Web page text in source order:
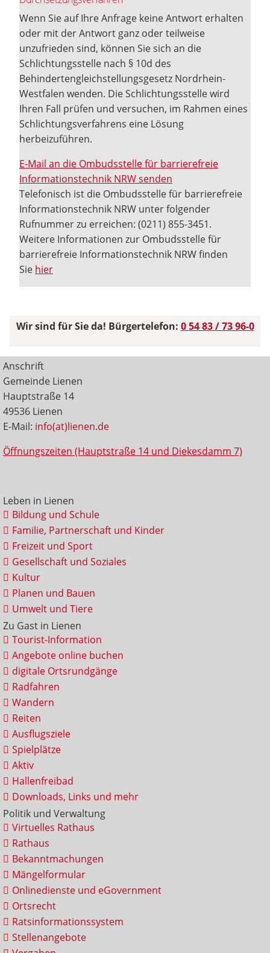
Wenn Sie auf Ihre Anfrage keine Antwort erhalten
oder mit der Antwort ganz oder teilweise
unzufrieden sind, können Sie sich an die
Schlichtungsstelle nach § 10d des
Behindertengleichstellungsgesetz Nordrhein-
Westfalen wenden. Die Schlichtungsstelle wird
Ihren Fall prüfen und versuchen, im Rahmen eines
Schlichtungsverfahrens eine Lösung
herbeizuführen.
E-Mail an die Ombudsstelle für barrierefreie
Informationstechnik NRW senden
Telefonisch ist die Ombudsstelle für barrierefreie
Informationstechnik NRW unter folgender
Rufnummer zu erreichen: (0211) 855-3451.
Weitere Informationen zur Ombudsstelle für
barrierefreie Informationstechnik NRW finden
Sie hier
Wir sind für Sie da! Bürgertelefon: 0 54 83 / 73 96-0
Anschrift
Gemeinde Lienen
Hauptstraße 14
49536 Lienen
E-Mail: info(at)lienen.de
Öffnungszeiten (Hauptstraße 14 und Diekesdamm 7)
Leben in Lienen
Bildung und Schule
Familie, Partnerschaft und Kinder
Freizeit und Sport
Gesellschaft und Soziales
Kultur
Planen und Bauen
Umwelt und Tiere
Zu Gast in Lienen
Tourist-Information
Angebote online buchen
digitale Ortsrundgänge
Radfahren
Wandern
Reiten
Ausflugsziele
Spielplätze
Aktiv
Hallenfreibad
Downloads, Links und mehr
Politik und Verwaltung
Virtuelles Rathaus
Rathaus
Bekanntmachungen
Mängelformular
Onlinedienste und eGovernment
Ortsrecht
Ratsinformationssystem
Stellenangebote